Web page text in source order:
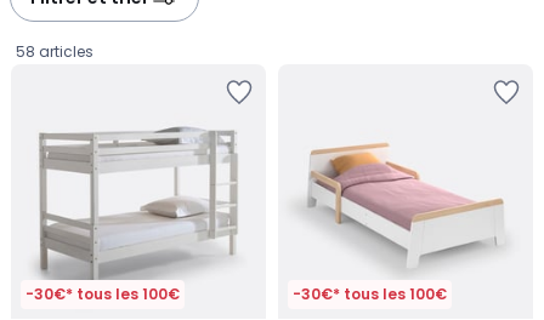
58 articles
-30€* tous les 100€ -30€* tous les 100€